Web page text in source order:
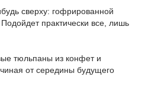
сверху: гофрированной
практически все, лишь
тюльпаны из конфет и
от середины будущего